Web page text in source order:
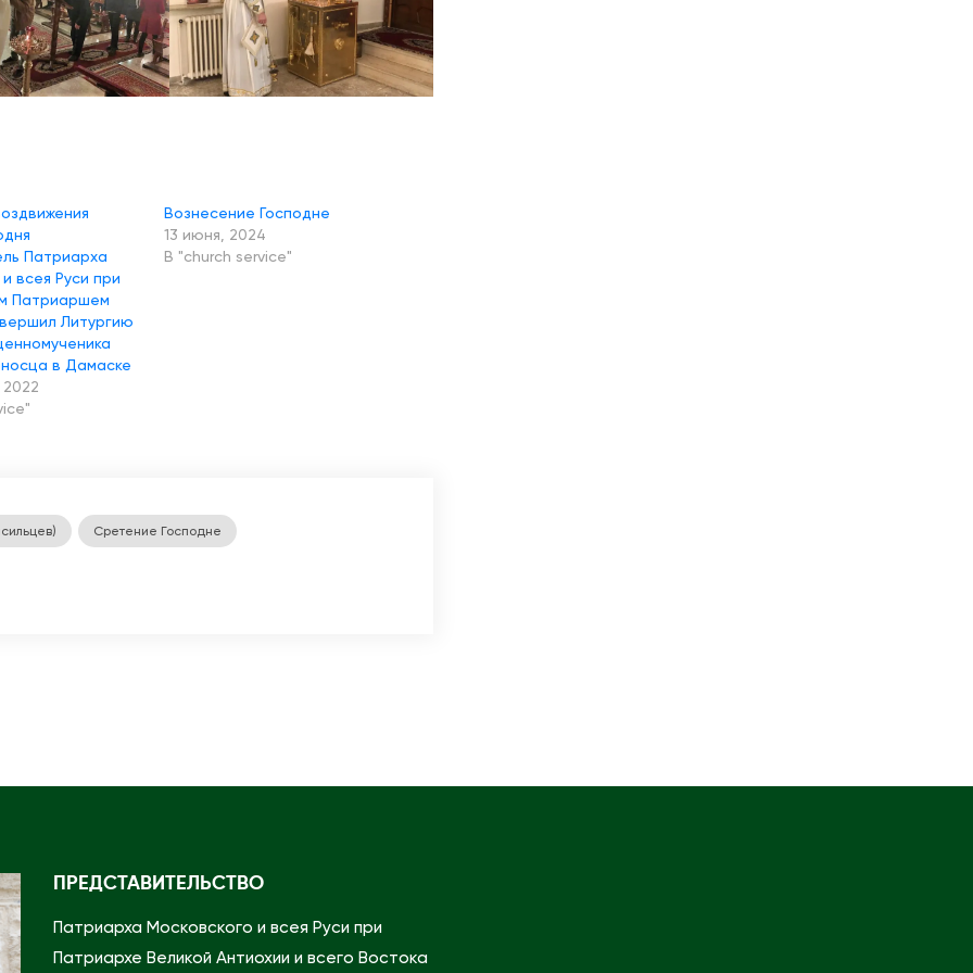
Патриарха
всея Руси при
Патриаршем
Литургию
в Дамаске
2022
Вознесение Господне
13 июня, 2024
В "church service"
Сретение Господне
ПРЕДСТАВИТЕЛЬСТВО
Патриарха Московского и всея Руси при
Патриархе Великой Антиохии и всего Востока